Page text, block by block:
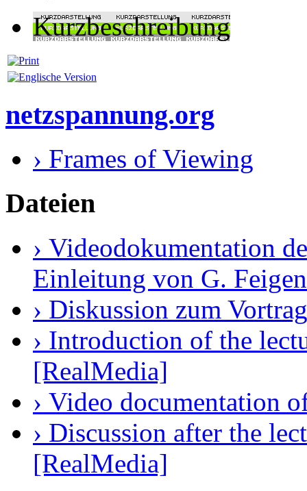
Kurzbeschreibung
netzspannung.org
› Frames of Viewing
Dateien
› Videodokumentation
Einleitung von G.
› Diskussion zum
› Introduction of the
[RealMedia]
› Video documentation
› Discussion after the
[RealMedia]